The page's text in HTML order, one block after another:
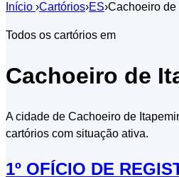
Início ›Cartórios›ES›Cachoeiro de
Todos os cartórios em
Cachoeiro de
A cidade de Cachoeiro de
cartórios com situação ativa.
1º OFÍCIO DE